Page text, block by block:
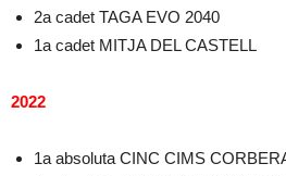
2a cadet TAGA EVO 2040
1a cadet MITJA DEL CASTELL
2022
1a absoluta CINC CIMS